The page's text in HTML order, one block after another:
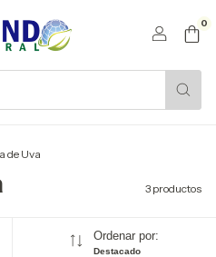
0
de Uva
3 productos
Ordenar por:
Destacado